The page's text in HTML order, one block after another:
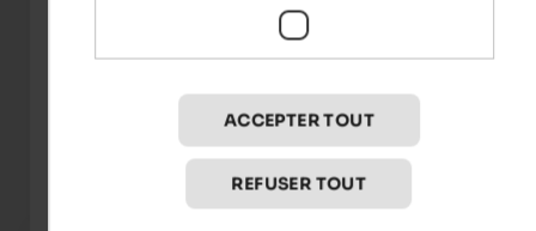
IDM Südtirol-Alto Adige/Helmuth Rier
Événementsin Eisacktal
ACCEPTER TOUT
REFUSER TOUT